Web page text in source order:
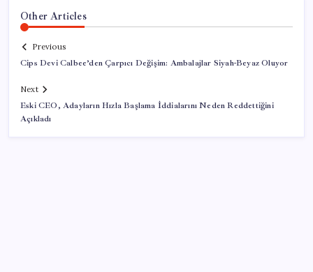
Other Articles
Previous
Cips Devi Calbee’den Çarpıcı Değişim: Ambalajlar Siyah-Beyaz Oluyor
Next
Eski CEO, Adayların Hızla Başlama İddialarını Neden Reddettiğini
Açıkladı